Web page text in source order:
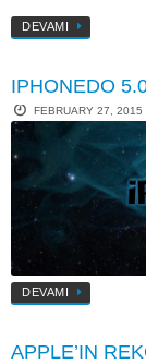
DEVAMI
IPHONEDO
FEBRUARY 27, 2015
DEVAMI
APPLE’IN